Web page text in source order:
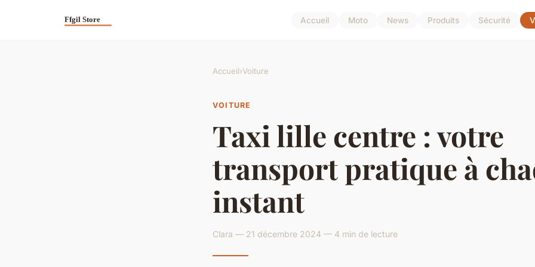
Accueil Moto News Produits Sécurité
Accueil›Voiture
VOITURE
Taxi lille centre : votre
transport pratique à
instant
Clara — 21 décembre 2024 — 4 min de lecture